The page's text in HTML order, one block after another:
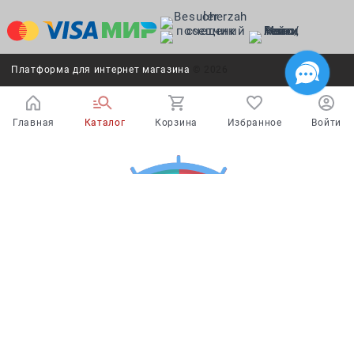
Платформа для интернет магазина
Главная Каталог Корзина Избранное Войти